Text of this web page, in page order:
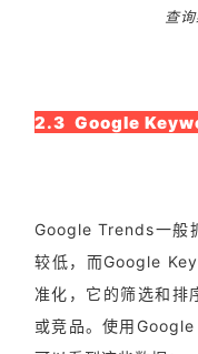
查
2.3 Google
Google Trends一般
较低，而Google
准化，它的筛选和排
或竞品。使用